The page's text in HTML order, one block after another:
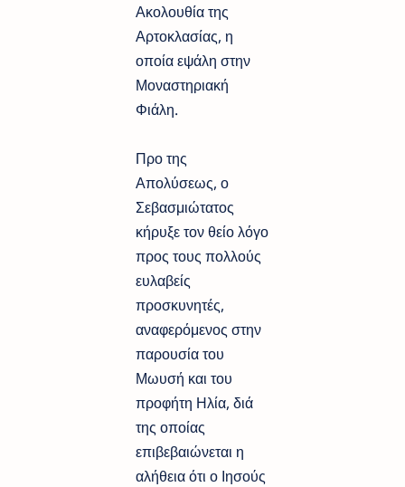
Ακολουθία της
Αρτοκλασίας, η
οποία εψάλη στην
Μοναστηριακή
Φιάλη.
Προ της
Απολύσεως, ο
Σεβασμιώτατος
κήρυξε τον θείο λόγο
προς τους πολλούς
ευλαβείς
προσκυνητές,
αναφερόμενος στην
παρουσία του
Μωυσή και του
προφήτη Ηλία, διά
της οποίας
επιβεβαιώνεται η
αλήθεια ότι ο Ιησούς